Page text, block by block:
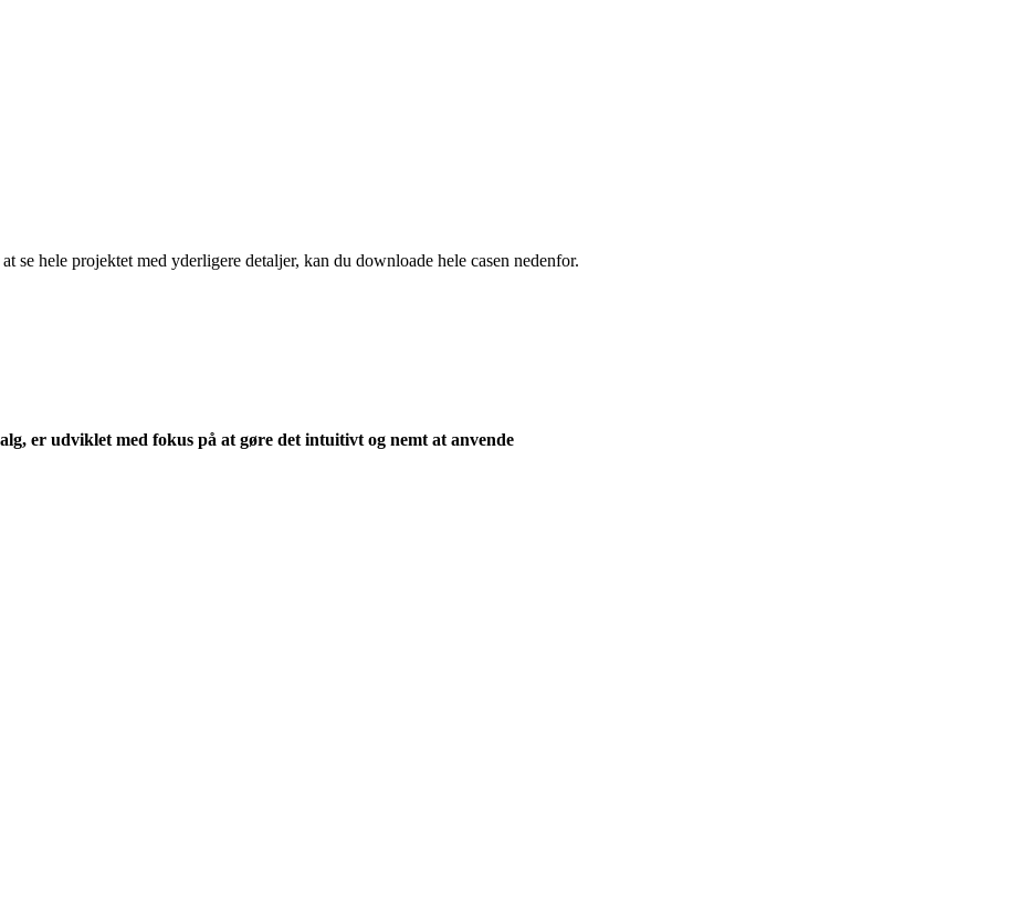
se hele projektet med yderligere detaljer, kan du downloade hele casen nedenfor.
er udviklet med fokus på at gøre det intuitivt og nemt at anvende